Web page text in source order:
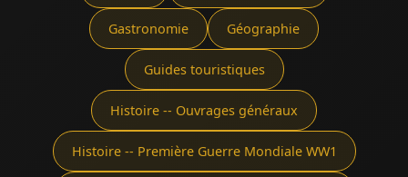
Gastronomie Géographie
Guides touristiques
Histoire -- Ouvrages généraux
Histoire -- Première Guerre Mondiale WW1